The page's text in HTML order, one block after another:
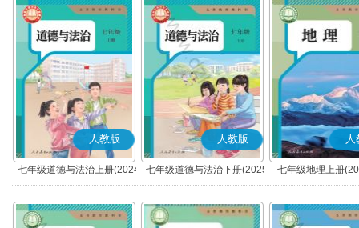
人教版
七年级道德与法治上册(2024
秋版)(部编版)
人教版
七年级道德与法治下册(2025
春版)(部编版)
人
七年级地理上册